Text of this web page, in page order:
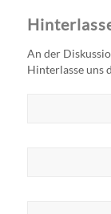
An der
Hinterlasse uns